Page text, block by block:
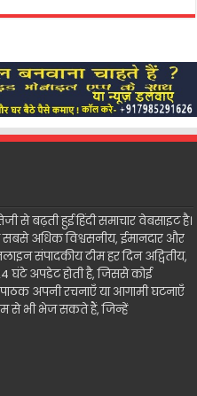
बढ़ती हुई हिंदी समाचार वेबसाइट है।
सबसे अधिक विश्वसनीय, ईमानदार और
संपादकीय टीम हर दिन अद्वितीय,
घंटे अपडेट होती है, जिससे कोई
अपनी रचनाएँ या आगामी घटनाएँ
से भी भेज सकते हैं, जिन्हें